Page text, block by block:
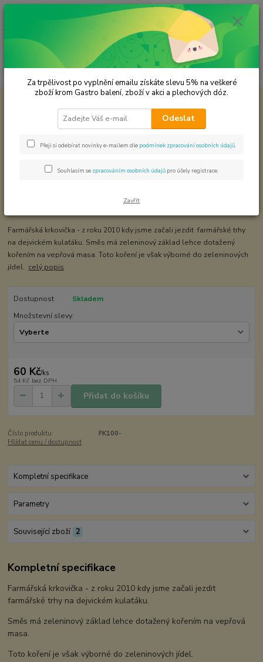
Menu
Hledat
ks
za 0,00 Kč
Farmářská krkovička
Farmářská krkovička - z roku 2010 kdy jsme začali jezdit farmářské trhy
na dejvickém kulaťáku. Směs má zeleninový základ lehce dotažený
kořením na vepřová masa. Toto koření je však výborné do zeleninových
jídel. celý popis
Dostupnost
Skladem
Množstevní slevy:
60 Kč/ks
54 Kč bez DPH
Přidat do košíku
Číslo produktu:
FK100-
Hlídat cenu / dostupnost
Kompletní specifikace
Parametry
Související zboží 2
Kompletní specifikace
Farmářská krkovička - z roku 2010 kdy jsme začali jezdit
farmářské trhy na dejvickém kulaťáku.
Směs má zeleninový základ lehce dotažený kořením na vepřová
masa.
Toto koření je však výborné do zeleninových jídel.
Za trpělivost po vyplnění emailu získáte slevu 5% na veškeré
zboží krom Gastro balení, zboží v akci a plechových dóz.
Odeslat
Přeji si odebírat novinky e-mailem dle podmínek zpracování osobních údajů
Souhlasím se zpracováním osobních údajů pro účely registrace.
Zavřít